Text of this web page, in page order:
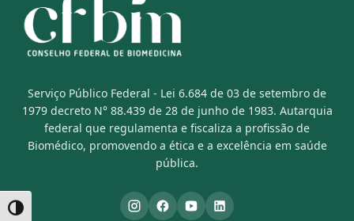
Alternar alto contraste
Serviço Público Federal - Lei 6.684 de 03 de setembro de
1979 decreto N° 88.439 de 28 de junho de 1983. Autarquia
federal que regulamenta e fiscaliza a profissão de
Biomédico, promovendo a ética e a excelência em saúde
pública.